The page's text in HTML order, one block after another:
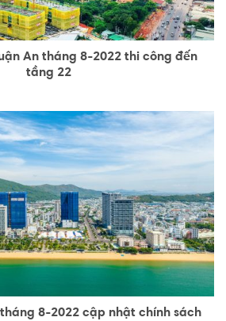
An tháng 8-2022 thi công đến
tầng 22
8-2022 cập nhật chính sách